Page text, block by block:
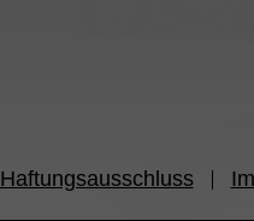
Haftungsausschluss